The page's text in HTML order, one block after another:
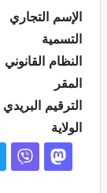
الإسم التجاري
التسمية
النظام القانوني
المقر
الترقيم البريدي
الولاية